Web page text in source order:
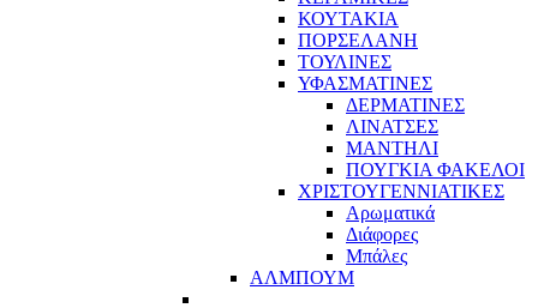
ΚΟΥΤΑΚΙΑ
ΠΟΡΣΕΛΑΝΗ
ΤΟΥΛΙΝΕΣ
ΥΦΑΣΜΑΤΙΝΕΣ
ΔΕΡΜΑΤΙΝΕΣ
ΛΙΝΑΤΣΕΣ
ΜΑΝΤΗΛΙ
ΠΟΥΓΚΙΑ ΦΑΚΕΛΟΙ
ΧΡΙΣΤΟΥΓΕΝΝΙΑΤΙΚΕΣ
Αρωματικά
Διάφορες
Μπάλες
ΑΛΜΠΟΥΜ